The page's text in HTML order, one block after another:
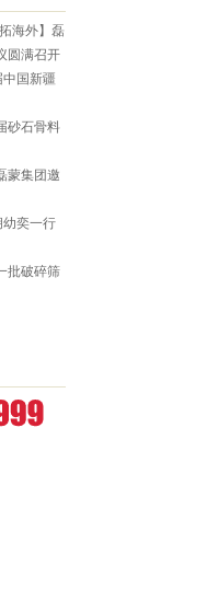
海外】磊
圆满召开
国新疆
砂石骨料
蒙集团邀
幼奕一行
批破碎筛